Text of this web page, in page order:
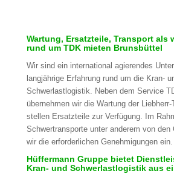
Wartung, Ersatzteile, Transport als
rund um TDK mieten Brunsbüttel
Wir sind ein international agierendes
langjährige Erfahrung rund um die Kran-
Schwerlastlogistik. Neben dem Service
übernehmen wir die Wartung der
stellen Ersatzteile zur Verfügung. Im
Schwertransporte unter anderem von den
wir die erforderlichen Genehmigungen ein.
Hüffermann Gruppe bietet
Kran- und Schwerlastlogistik aus